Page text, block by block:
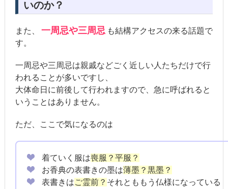
いのか？
また、 一周忌や三周忌 も結構アクセスの来る話題で
す。
一周忌や三周忌は親戚などごく近しい人たちだけで行
われることが多いですし、
大体命日に前後して行われますので、急に呼ばれると
いうことはありません。
ただ、ここで気になるのは
着ていく服は喪服？平服？
お香典の表書きの墨は薄墨？黒墨？
表書きはご霊前？ それとももう仏様になっている